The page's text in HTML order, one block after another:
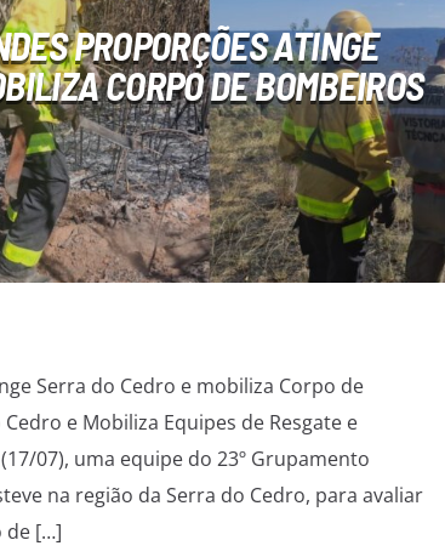
PROPORÇÕES ATINGE
CORPO DE BOMBEIROS
Serra do Cedro e mobiliza Corpo de
e Mobiliza Equipes de Resgate e
07), uma equipe do 23º Grupamento
na região da Serra do Cedro, para avaliar
de […]